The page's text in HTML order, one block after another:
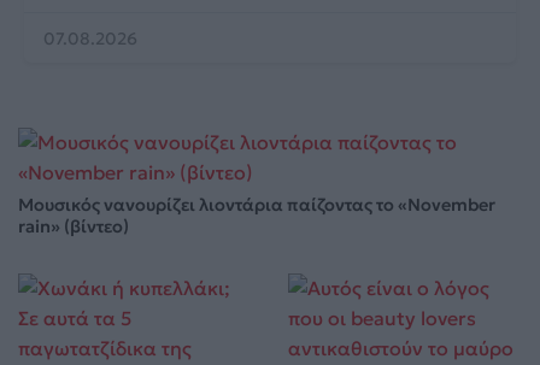
07.08.2026
Μουσικός νανουρίζει λιοντάρια παίζοντας το «November
rain» (βίντεο)